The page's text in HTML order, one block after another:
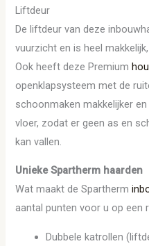
Liftdeur
De liftdeur van deze
vuurzicht en is heel
Ook heeft deze Premium
openklapsysteem met de
schoonmaken makkelijker
vloer, zodat er geen as en
kan vallen.
Unieke Spartherm haarden
Wat maakt de Spartherm
aantal punten voor u op een
Dubbele katrollen